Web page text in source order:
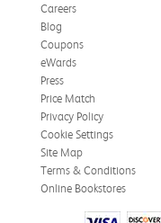
Careers
Blog
Coupons
eWards
Press
Price Match
Privacy Policy
Cookie Settings
Site Map
Terms & Conditions
Online Bookstores